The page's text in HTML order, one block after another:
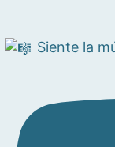
Siente la